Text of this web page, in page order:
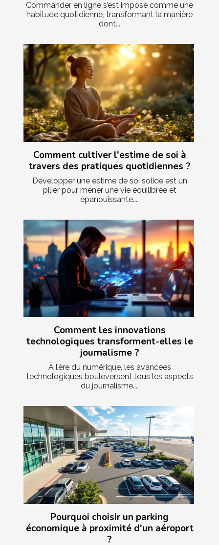
Commander en ligne s’est imposé comme une
habitude quotidienne, transformant la manière
dont...
Comment cultiver l'estime de soi à
travers des pratiques quotidiennes ?
Développer une estime de soi solide est un
pilier pour mener une vie équilibrée et
épanouissante....
Comment les innovations
technologiques transforment-elles le
journalisme ?
À l’ère du numérique, les avancées
technologiques bouleversent tous les aspects
du journalisme....
Pourquoi choisir un parking
économique à proximité d'un aéroport
?